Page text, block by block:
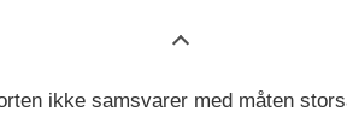
ikke samsvarer med måten